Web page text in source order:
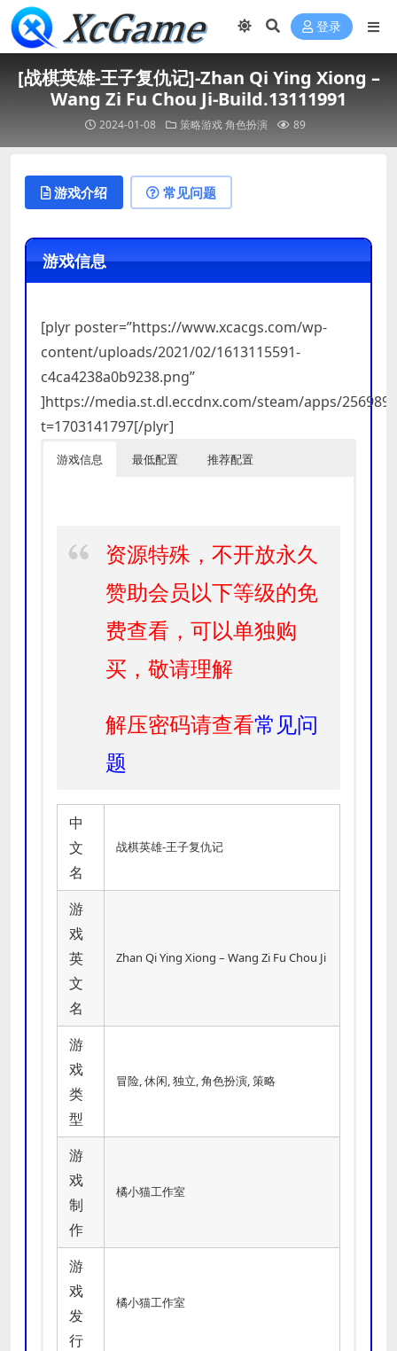
登录
[战棋英雄-王子复仇记]-Zhan Qi Ying Xiong –
Wang Zi Fu Chou Ji-Build.13111991
2024-01-08 策略游戏 角色扮演 89
游戏介绍 常见问题
游戏信息
[plyr poster=”https://www.xcacgs.com/wp-
content/uploads/2021/02/1613115591-
c4ca4238a0b9238.png”
]https://media.st.dl.eccdnx.com/steam/apps/
t=1703141797[/plyr]
游戏信息 最低配置 推荐配置
资源特殊，不开放永久
赞助会员以下等级的免
费查看，可以单独购
买，敬请理解
解压密码请查看常见问
题
中
文
名
战棋英雄-王子复仇记
游
戏
英
文
名
Zhan Qi Ying Xiong – Wang Zi Fu Chou Ji
游
戏
类
型
冒险, 休闲, 独立, 角色扮演, 策略
游
戏
制
作
橘小猫工作室
游
戏
发
行
橘小猫工作室